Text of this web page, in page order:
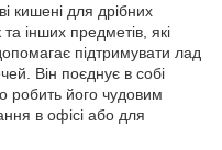
кишені для дрібних
інших предметів, які
підтримувати лад
Він поєднує в собі
робить його чудовим
в офісі або для